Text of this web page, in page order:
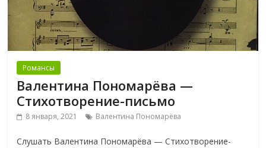
Романсы
Валентина Пономарёва —
Стихотворение-письмо
8 января, 2021 Валентина Пономарёва
Слушать Валентина Пономарёва — Стихотворение-